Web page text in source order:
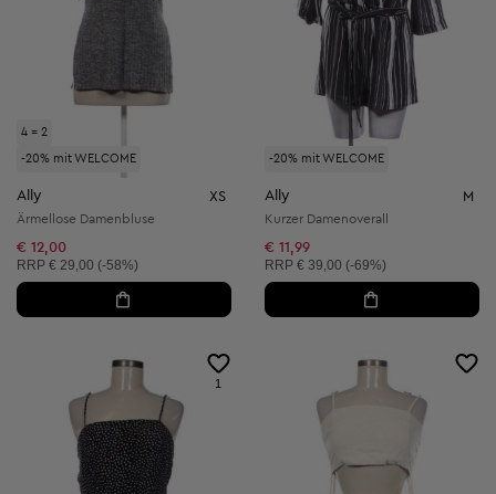
4 = 2
-20% mit WELCOME
Ally XS
Ärmellose Damenbluse
€ 12,00
Unverbindliche Preisempfehlung:
RRP € 29,00 (-58%)
-20% mit WELCOME
Ally M
Kurzer Damenoverall
€ 11,99
Unverbindliche Preisempfehlung:
RRP € 39,00 (-69%)
1